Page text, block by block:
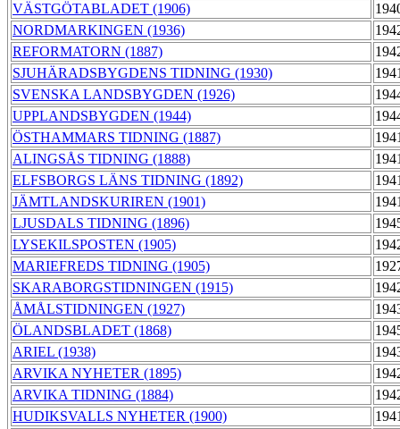
VÄSTGÖTABLADET (1906)
NORDMARKINGEN (1936)
REFORMATORN (1887)
SJUHÄRADSBYGDENS TIDNING (1930)
SVENSKA LANDSBYGDEN (1926)
UPPLANDSBYGDEN (1944)
ÖSTHAMMARS TIDNING (1887)
ALINGSÅS TIDNING (1888)
ELFSBORGS LÄNS TIDNING (1892)
JÄMTLANDSKURIREN (1901)
LJUSDALS TIDNING (1896)
LYSEKILSPOSTEN (1905)
MARIEFREDS TIDNING (1905)
SKARABORGSTIDNINGEN (1915)
ÅMÅLSTIDNINGEN (1927)
ÖLANDSBLADET (1868)
ARIEL (1938)
ARVIKA NYHETER (1895)
ARVIKA TIDNING (1884)
HUDIKSVALLS NYHETER (1900)